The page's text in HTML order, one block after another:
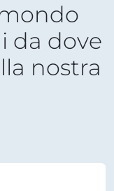
da dove
nostra